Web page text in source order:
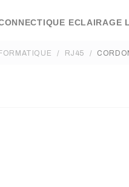
ECLAIRAGE
RJ45